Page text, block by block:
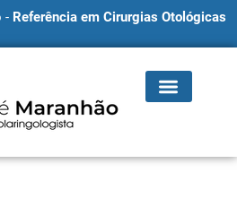
- Referência em Cirurgias Otológicas